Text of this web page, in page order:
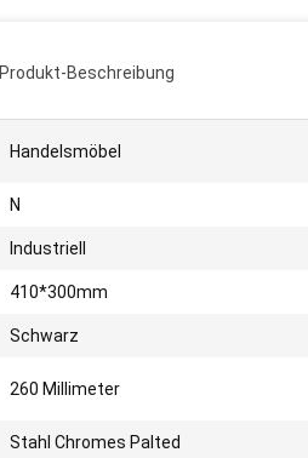
Produkt-Beschreibung
Handelsmöbel
N
Industriell
410*300mm
Schwarz
260 Millimeter
Stahl Chromes Palted